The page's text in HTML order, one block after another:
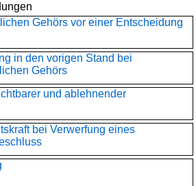
Gehörs vor einer Entscheidung
in den vorigen Stand bei
Gehörs
und ablehnender
bei Verwerfung eines